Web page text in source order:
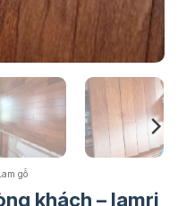
gỗ
khách – lamri